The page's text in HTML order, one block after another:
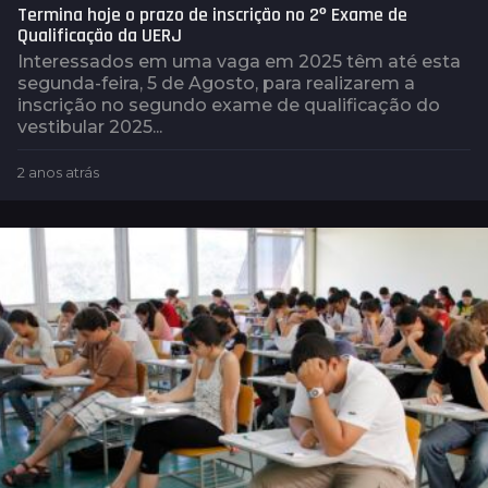
Termina hoje o prazo de inscrição no 2º Exame de
Qualificação da UERJ
Interessados em uma vaga em 2025 têm até esta
segunda-feira, 5 de Agosto, para realizarem a
inscrição no segundo exame de qualificação do
vestibular 2025...
2 anos atrás
t
r
á
s